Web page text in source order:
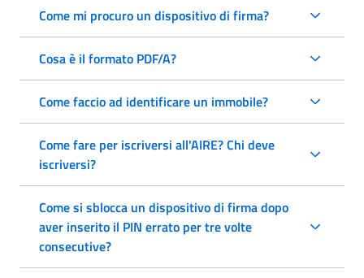
Come mi procuro un dispositivo di firma?
Cosa è il formato PDF/A?
Come faccio ad identificare un immobile?
Come fare per iscriversi all'AIRE? Chi deve
iscriversi?
Come si sblocca un dispositivo di firma dopo
aver inserito il PIN errato per tre volte
consecutive?